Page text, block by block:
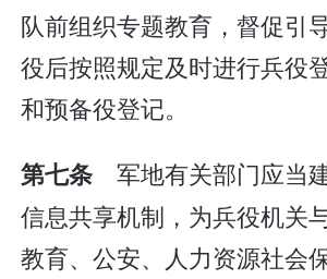
队前组织专题教育，督促引
役后按照规定及时进行兵役
和预备役登记。
第七条军地有关部门应当
信息共享机制，为兵役机关
教育、公安、人力资源社会